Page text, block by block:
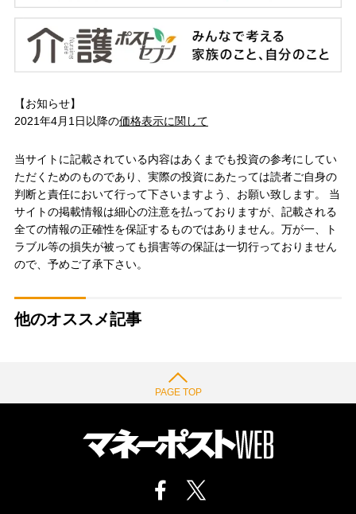
【お知らせ】
2021年4月1日以降の価格表示に関して
当サイトに記載されている内容はあくまでも投資の参考にしてい
ただくためのものであり、実際の投資にあたっては読者ご自身の
判断と責任において行って下さいますよう、お願い致します。 当
サイトの掲載情報は細心の注意を払っておりますが、記載される
全ての情報の正確性を保証するものではありません。万が一、ト
ラブル等の損失が被っても損害等の保証は一切行っておりません
ので、予めご了承下さい。
他のオススメ記事
PAGE TOP